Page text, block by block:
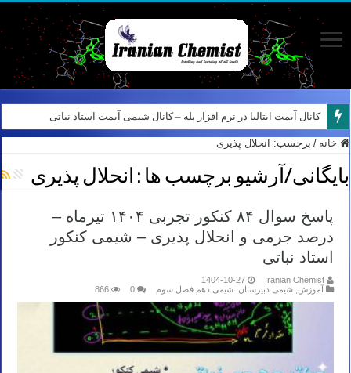
کانال آیمت ایتالیا در نرم افزار بله – کانال شیمی آیمت استاد نباتی
خانه / برچسب: انحلال پذیری
بایگانی/آرشیو برچسب ها : انحلال پذیری
پاسخ سوال ۸۴ کنکور تجربی ۱۴۰۴ تیرماه –
درصد جرمی و انحلال پذیری – شیمی کنکور
استاد نباتی
Iranian Chemist
1404-10-27
آموزش شیمی دبیرستان شیمی دهم فصل سوم 0
866